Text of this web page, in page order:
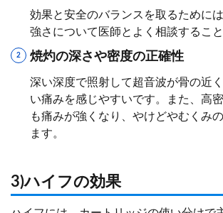
効果と安全のバランスを取るために
強さについて医師とよく相談すること
焼灼の深さや密度の正確性
深い深度で照射して超音波が骨の近
い痛みを感じやすいです。また、高
も痛みが強くなり、やけどやむくみ
ます。
3)ハイフの効果